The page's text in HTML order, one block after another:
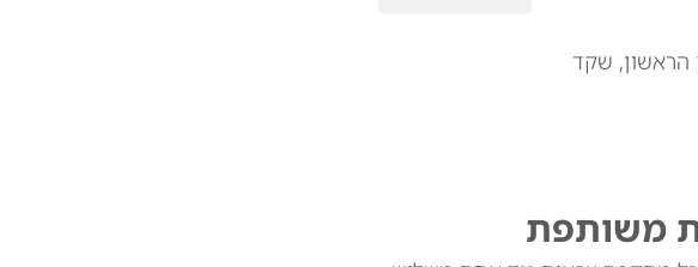
הראשון, שקד
משותפת